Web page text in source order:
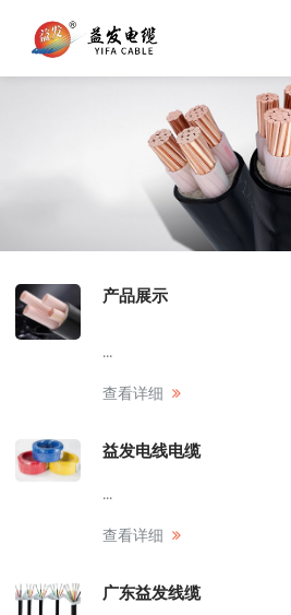
产品展示
...
查看详细
益发电线电缆
...
查看详细
广东益发线缆